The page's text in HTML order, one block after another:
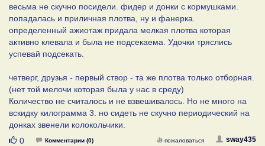
весьма не скучно посидели. фидер и донки с кормушками.
попадалась и приличная плотва, ну и фанерка.
определенный ажиотаж придала мелкая плотва которая
активно клевала и была не подсекаема. Удочки тряслись
успевай подсекать.
четверг, друзья - первый створ - та же плотва только отборная.
(нет той мелочи которая была у нас в среду)
Количество не считалось и не взвешивалось. Но не много на
вскидку килограмма 3. но сидеть не скучно периодический на
донках звенели колокольчики.
Нравится
0 Комментарии (0) sway435
пожаловаться